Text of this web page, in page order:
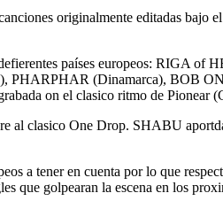
originalmente editadas bajo
países europeos: RIGA of
PHARPHAR (Dinamarca), BOB
on el clasico ritmo de Pionear
al clasico One Drop. SHABU
a tener en cuenta por lo que
que golpearan la escena en los